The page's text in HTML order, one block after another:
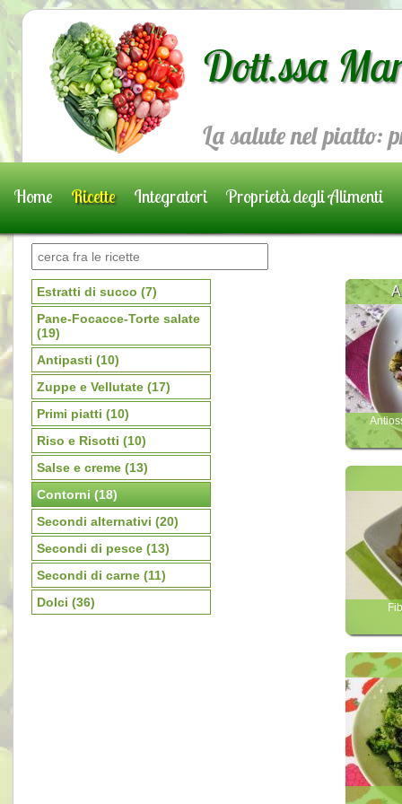
Dott.ssa
La salute nel piatto:
Home Ricette Integratori Proprietà degli Alimenti
Prenota una visita
Estratti di succo (7)
Pane-Focacce-Torte salate
(19)
Antipasti (10)
Zuppe e Vellutate (17)
Primi piatti (10)
Riso e Risotti (10)
Salse e creme (13)
Contorni (18)
Secondi alternativi (20)
Secondi di pesce (13)
Secondi di carne (11)
Dolci (36)